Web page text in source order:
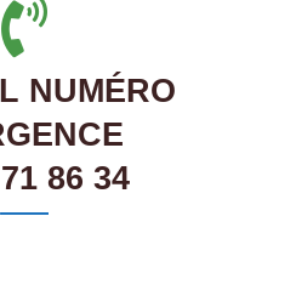
NUMÉRO
86 34